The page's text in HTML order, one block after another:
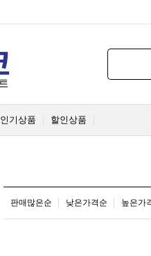
인기상품 할인상품
판매많은순 낮은가격순 높은가